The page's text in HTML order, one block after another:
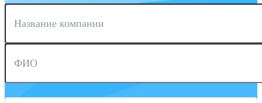
Название компании
ФИО